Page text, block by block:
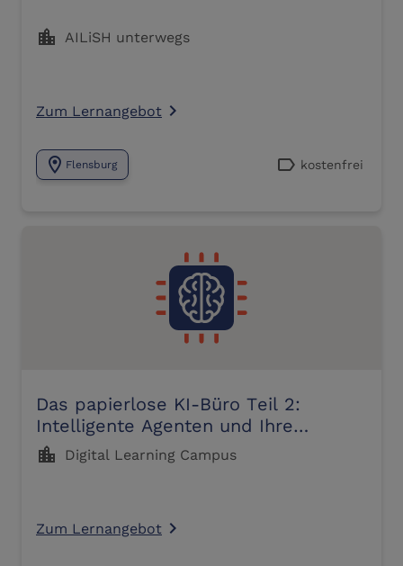
location_city AILiSH unterwegs
Zum Lernangebot navigate_next
location_on Flensburg label kostenfrei
Das papierlose KI-Büro Teil 2:
Intelligente Agenten und Ihre
Vorzüge
location_city Digital Learning Campus
Zum Lernangebot navigate_next